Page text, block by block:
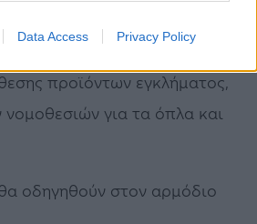
Data Access Privacy Policy
προϊόντων εγκλήματος,
νομοθεσιών για τα όπλα και
οδηγηθούν στον αρμόδιο